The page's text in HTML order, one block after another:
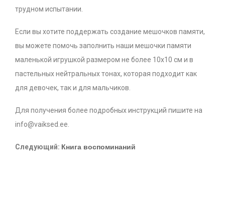
трудном испытании.
Если вы хотите поддержать создание мешочков памяти,
вы можете помочь заполнить наши мешочки памяти
маленькой игрушкой размером не более 10x10 см и в
пастельных нейтральных тонах, которая подходит как
для девочек, так и для мальчиков.
Для получения более подробных инструкций пишите на
info@vaiksed.ee.
Следующий: Книга воспоминаний